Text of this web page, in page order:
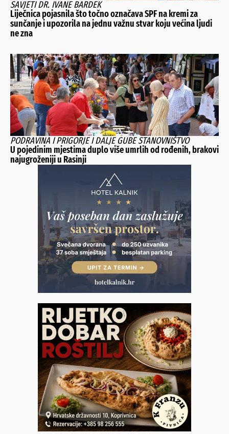
SAVJETI DR. IVANE BARDEK
Liječnica pojasnila što točno označava SPF na kremi za
sunčanje i upozorila na jednu važnu stvar koju većina ljudi
ne zna
PODRAVINA I PRIGORJE I DALJE GUBE STANOVNIŠTVO
U pojedinim mjestima duplo više umrlih od rođenih, brakovi
najugroženiji u Rasinji